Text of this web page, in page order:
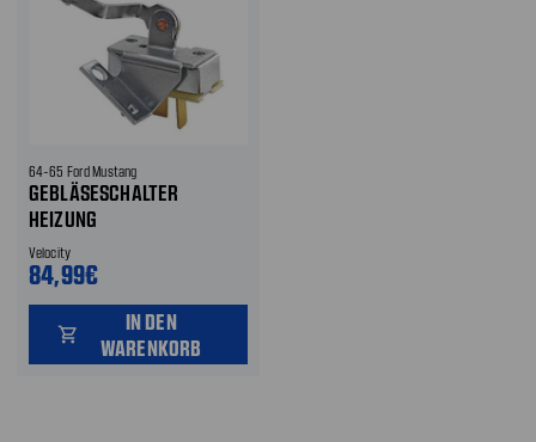
64-65 Ford Mustang
GEBLÄSESCHALTER
HEIZUNG
Velocity
84,99€
shopping_cart
IN DEN
WARENKORB